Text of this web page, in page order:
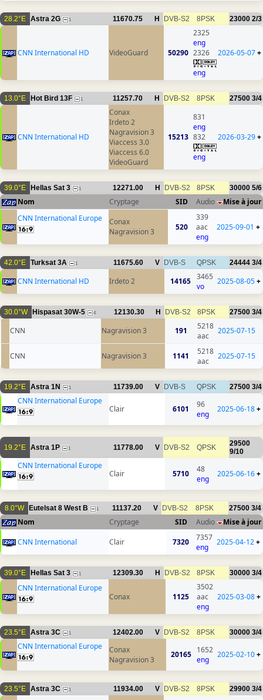
28.2°E Astra 2G 1 11670.75 H DVB-S2 8PSK 23000 2/3
CNN International HD VideoGuard 50290
2325
eng
2326
eng
2026-05-07+
13.0°E Hot Bird 13F 1 11257.70 H DVB-S2 8PSK 27500 3/4
CNN International HD
Conax
Irdeto 2
Nagravision 3
Viaccess 3.0
Viaccess 6.0
VideoGuard
15213
831
eng
832
eng
2026-03-29+
39.0°E Hellas Sat 3 1 12271.00 H DVB-S2 8PSK 30000 5/6
Nom Cryptage SID Audio
Mise à jour
CNN International Europe
Conax
Nagravision 3
520
339
aac
eng
2025-09-01 +
42.0°E Turksat 3A 1 11675.60 V DVB-S QPSK 24444 3/4
CNN International HD Irdeto 2 14165
3465
vo
2025-08-05+
30.0°W Hispasat 30W-5 4 12130.30 H DVB-S2 8PSK 27500 3/4
CNN Nagravision 3 191
5218
aac
2025-07-15
CNN Nagravision 3 1141
5218
aac
2025-07-15
19.2°E Astra 1N 1 11739.00 V DVB-S QPSK 27500 3/4
CNN International Europe
Clair
6101
96
eng
2025-06-18+
19.2°E Astra 1P 1 11778.00 V DVB-S2 QPSK
29500
9/10
CNN International Europe
Clair
5710
48
eng
2025-06-16+
8.0°W Eutelsat 8 West B 1 11137.20 V DVB-S2 8PSK 27500 3/4
Nom Cryptage SID Audio
Mise à jour
CNN International
Clair 7320
7357
eng
2025-04-12+
39.0°E Hellas Sat 3 1 12309.30 H DVB-S2 8PSK 30000 3/4
CNN International Europe
Conax
1125
3502
aac
eng
2025-03-08+
23.5°E Astra 3C 1 12402.00 V DVB-S2 8PSK 30000 3/4
CNN International Europe
Conax
Nagravision 3
20165 1652
eng
2025-02-10+
23.5°E Astra 3C 1 11934.00 V DVB-S2 8PSK 29900 3/4